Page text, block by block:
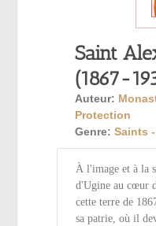
Saint
(1867-
Auteur:
Protection
Genre: Saints
À l'image et à la
d'Ugine au cœur
cette terre de
sa patrie, où il